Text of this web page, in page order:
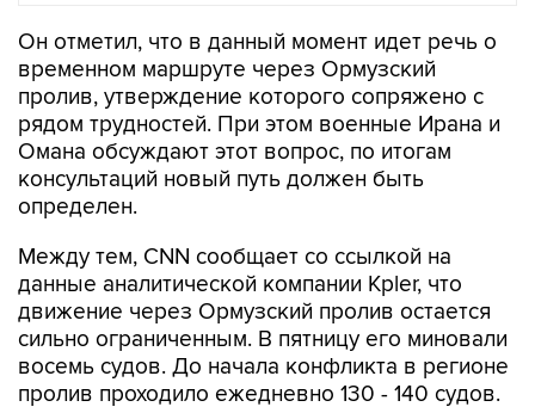
Он отметил, что в данный момент идет речь о
временном маршруте через Ормузский
пролив, утверждение которого сопряжено с
рядом трудностей. При этом военные Ирана и
Омана обсуждают этот вопрос, по итогам
консультаций новый путь должен быть
определен.
Между тем, CNN сообщает со ссылкой на
данные аналитической компании Kpler, что
движение через Ормузский пролив остается
сильно ограниченным. В пятницу его миновали
восемь судов. До начала конфликта в регионе
пролив проходило ежедневно 130 - 140 судов.